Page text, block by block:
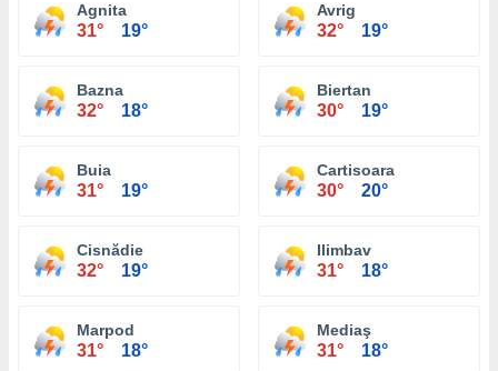
Agnita
31° 19°
Avrig
32° 19°
Bazna
32° 18°
Biertan
30° 19°
Buia
31° 19°
Cartisoara
30° 20°
Cisnădie
32° 19°
Ilimbav
31° 18°
Marpod
31° 18°
Mediaş
31° 18°